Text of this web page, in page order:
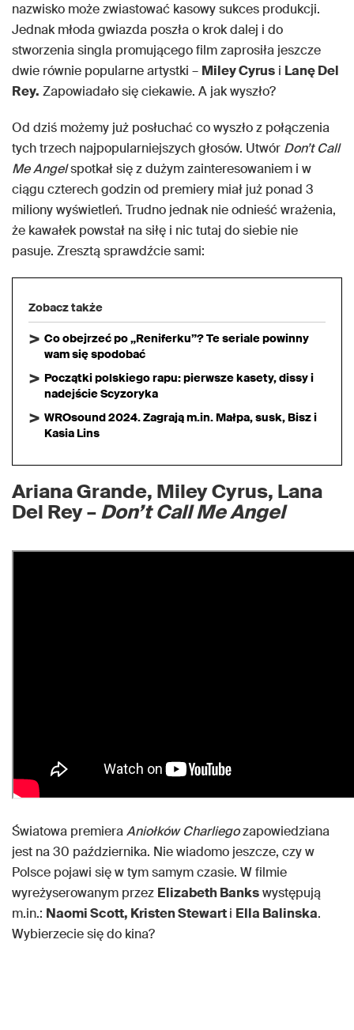
nazwisko może zwiastować kasowy sukces produkcji.
Jednak młoda gwiazda poszła o krok dalej i do
stworzenia singla promującego film zaprosiła jeszcze
dwie równie popularne artystki – Miley Cyrus i Lanę Del
Rey. Zapowiadało się ciekawie. A jak wyszło?
Od dziś możemy już posłuchać co wyszło z połączenia
tych trzech najpopularniejszych głosów. Utwór Don’t Call
Me Angelspotkał się z dużym zainteresowaniem i w
ciągu czterech godzin od premiery miał już ponad 3
miliony wyświetleń. Trudno jednak nie odnieść wrażenia,
że kawałek powstał na siłę i nic tutaj do siebie nie
pasuje. Zresztą sprawdźcie sami:
Zobacz także
Co obejrzeć po „Reniferku”? Te seriale powinny
wam się spodobać
Początki polskiego rapu: pierwsze kasety, dissy i
nadejście Scyzoryka
WROsound 2024. Zagrają m.in. Małpa, susk, Bisz i
Kasia Lins
Ariana Grande, Miley Cyrus, Lana
Del Rey –Don’t Call Me Angel
Światowa premieraAniołków Charliegozapowiedziana
jest na 30 października. Nie wiadomo jeszcze, czy w
Polsce pojawi się w tym samym czasie. W filmie
wyreżyserowanym przez Elizabeth Bankswystępują
m.in.: Naomi Scott, Kristen Stewarti Ella Balinska.
Wybierzecie się do kina?